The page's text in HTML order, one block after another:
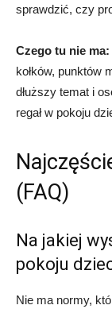
sprawdzić, czy
Czego tu nie ma:
kołków, punktów
dłuższy temat i
regał w pokoju
(FAQ)
Na jakiej
pokoju
Nie ma normy,